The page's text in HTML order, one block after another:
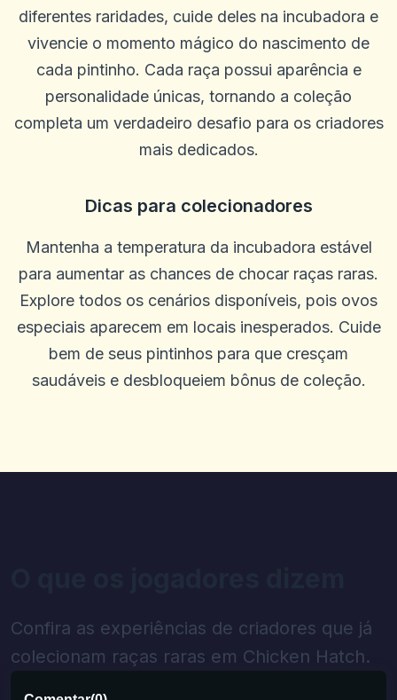
diferentes raridades, cuide deles na incubadora e
vivencie o momento mágico do nascimento de
cada pintinho. Cada raça possui aparência e
personalidade únicas, tornando a coleção
completa um verdadeiro desafio para os criadores
mais dedicados.
Dicas para colecionadores
Mantenha a temperatura da incubadora estável
para aumentar as chances de chocar raças raras.
Explore todos os cenários disponíveis, pois ovos
especiais aparecem em locais inesperados. Cuide
bem de seus pintinhos para que cresçam
saudáveis e desbloqueiem bônus de coleção.
Confira as experiências de criadores que já
colecionam raças raras em Chicken Hatch.